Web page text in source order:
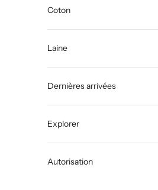
Coton
Laine
Dernières arrivées
Explorer
Autorisation